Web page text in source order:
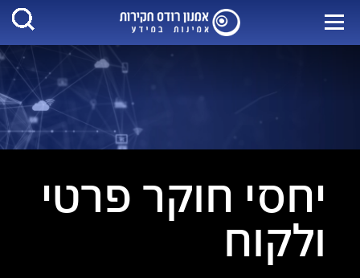
יחסי חוקר פרטי
ולקוח